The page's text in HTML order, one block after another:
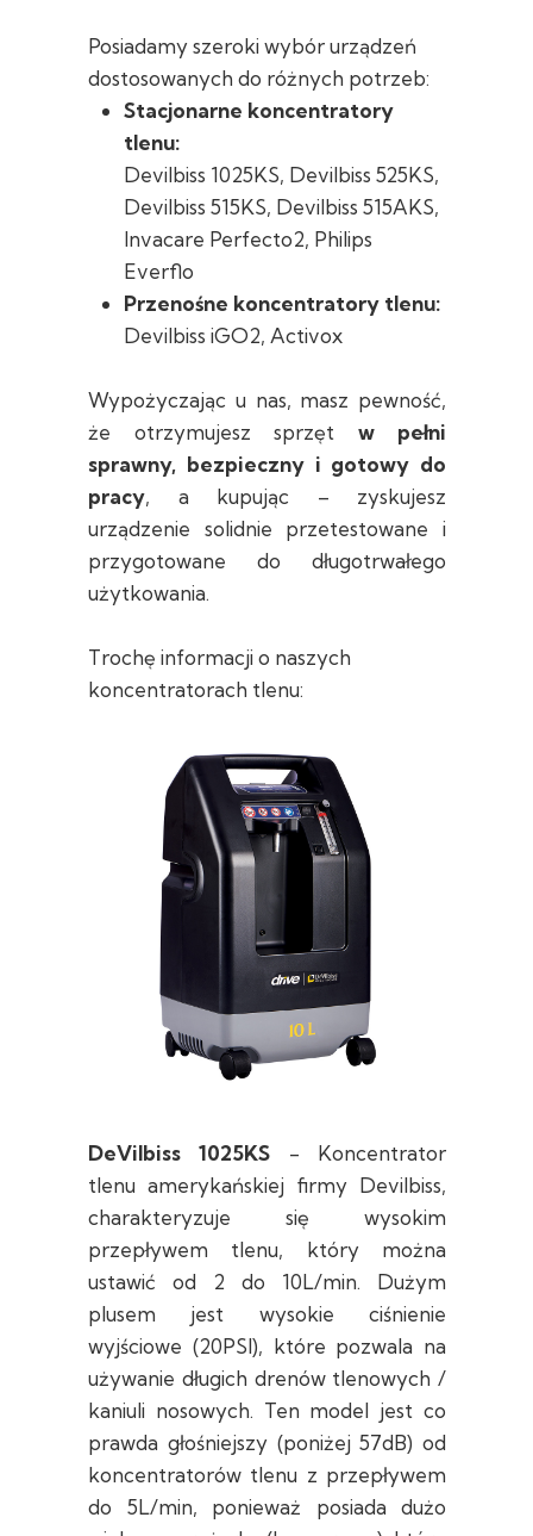
Posiadamy szeroki wybór urządzeń
dostosowanych do różnych potrzeb:
Stacjonarne koncentratory
tlenu:
Devilbiss 1025KS, Devilbiss 525KS,
Devilbiss 515KS, Devilbiss 515AKS,
Invacare Perfecto2, Philips
Everflo
Przenośne koncentratory tlenu:
Devilbiss iGO2, Activox
Wypożyczając u nas, masz pewność,
że otrzymujesz sprzęt w pełni
sprawny, bezpieczny i gotowy do
pracy, a kupując – zyskujesz
urządzenie solidnie przetestowane i
przygotowane do długotrwałego
użytkowania.
Trochę informacji o naszych
koncentratorach tlenu:
DeVilbiss 1025KS - Koncentrator
tlenu amerykańskiej firmy Devilbiss,
charakteryzuje się wysokim
przepływem tlenu, który można
ustawić od 2 do 10L/min. Dużym
plusem jest wysokie ciśnienie
wyjściowe (20PSI), które pozwala na
używanie długich drenów tlenowych /
kaniuli nosowych. Ten model jest co
prawda głośniejszy (poniżej 57dB) od
koncentratorów tlenu z przepływem
do 5L/min, ponieważ posiada dużo